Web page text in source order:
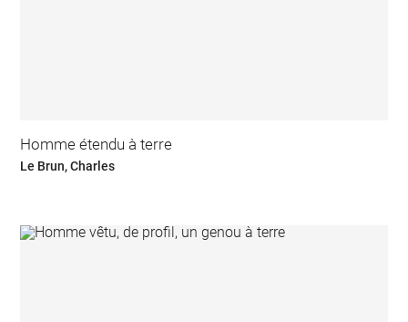
Homme étendu à terre
Le Brun, Charles